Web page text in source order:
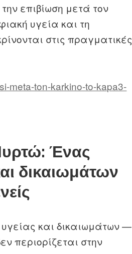
επιβίωση μετά τον
υγεία και τη
στις πραγματικές
meta-ton-karkino-to-kapa3-
Ένας
δικαιωμάτων
και δικαιωμάτων —
περιορίζεται στην